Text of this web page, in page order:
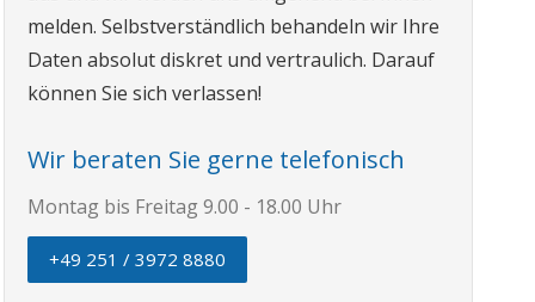
melden. Selbstverständlich behandeln wir Ihre
Daten absolut diskret und vertraulich. Darauf
können Sie sich verlassen!
Wir beraten Sie gerne telefonisch
Montag bis Freitag 9.00 - 18.00 Uhr
+49 251 / 3972 8880